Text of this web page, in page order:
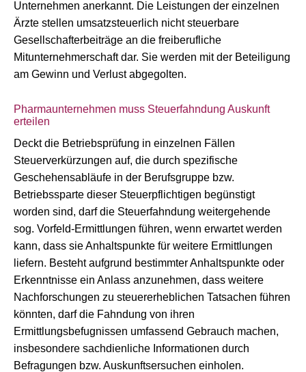
Unternehmen anerkannt. Die Leistungen der einzelnen
Ärzte stellen umsatzsteuerlich nicht steuerbare
Gesellschafterbeiträge an die freiberufliche
Mitunternehmerschaft dar. Sie werden mit der Beteiligung
am Gewinn und Verlust abgegolten.
Pharmaunternehmen muss Steuerfahndung Auskunft
erteilen
Deckt die Betriebsprüfung in einzelnen Fällen
Steuerverkürzungen auf, die durch spezifische
Geschehensabläufe in der Berufsgruppe bzw.
Betriebssparte dieser Steuerpflichtigen begünstigt
worden sind, darf die Steuerfahndung weitergehende
sog. Vorfeld-Ermittlungen führen, wenn erwartet werden
kann, dass sie Anhaltspunkte für weitere Ermittlungen
liefern. Besteht aufgrund bestimmter Anhaltspunkte oder
Erkenntnisse ein Anlass anzunehmen, dass weitere
Nachforschungen zu steuererheblichen Tatsachen führen
könnten, darf die Fahndung von ihren
Ermittlungsbefugnissen umfassend Gebrauch machen,
insbesondere sachdienliche Informationen durch
Befragungen bzw. Auskunftsersuchen einholen.